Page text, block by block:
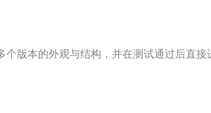
版本的外观与结构，并在测试通过后直接